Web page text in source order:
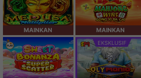
MAINKAN MAINKAN
EKSKLUSIF